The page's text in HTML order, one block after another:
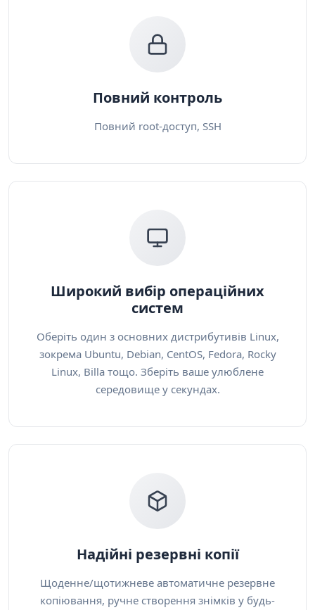
Повний контроль
Повний root-доступ, SSH
Широкий вибір операційних
систем
Оберіть один з основних дистрибутивів Linux,
зокрема Ubuntu, Debian, CentOS, Fedora, Rocky
Linux, Billa тощо. Зберіть ваше улюблене
середовище у секундах.
Надійні резервні копії
Щоденне/щотижневе автоматичне резервне
копіювання, ручне створення знімків у будь-